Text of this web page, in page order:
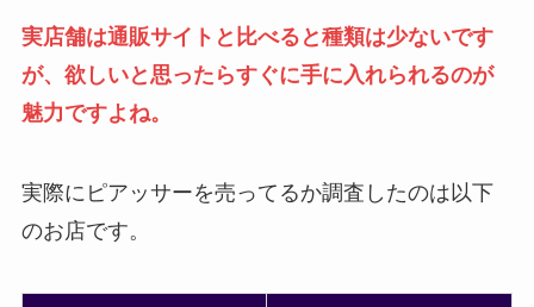
実店舗は通販サイトと比べると種類は少ないです
が、欲しいと思ったらすぐに手に入れられるのが
魅力ですよね。
実際にピアッサーを売ってるか調査したのは以下
のお店です。